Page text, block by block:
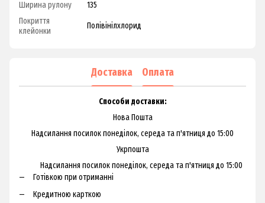
Ширина рулону
135
Покриття
клейонки
Полівінілхлорид
Доставка Оплата
Способи доставки:
Нова Пошта
Надсилання посилок понеділок, середа та п'ятниця до 15:00
Укрпошта
Надсилання посилок понеділок, середа та п'ятниця до 15:00
Готівкою при отриманні
Кредитною карткою